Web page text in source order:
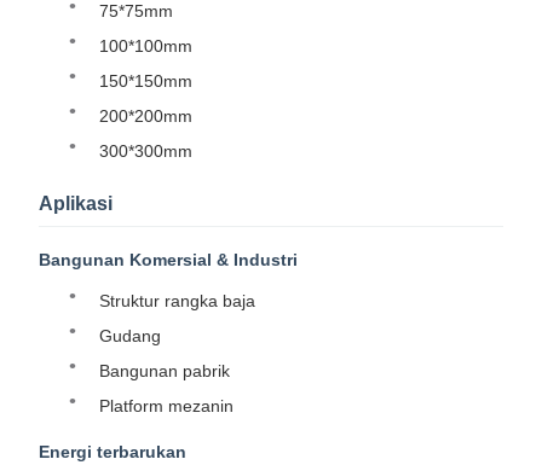
75*75mm
100*100mm
150*150mm
200*200mm
300*300mm
Aplikasi
Bangunan Komersial & Industri
Struktur rangka baja
Gudang
Bangunan pabrik
Platform mezanin
Energi terbarukan